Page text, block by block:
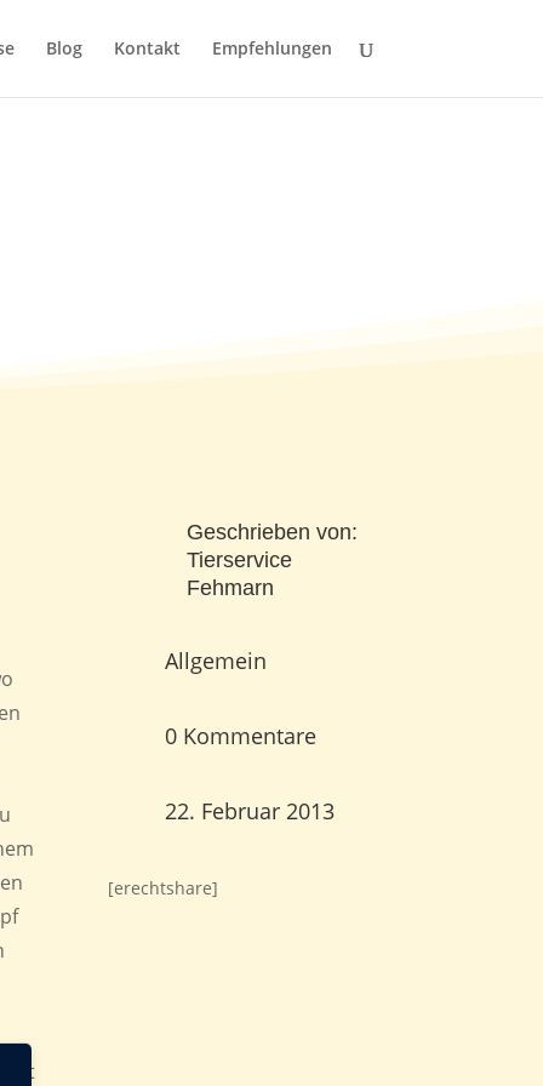
Blog Kontakt Empfehlungen
Geschrieben von:
Tierservice
Fehmarn
Allgemein
0 Kommentare
22. Februar 2013
[erechtshare]